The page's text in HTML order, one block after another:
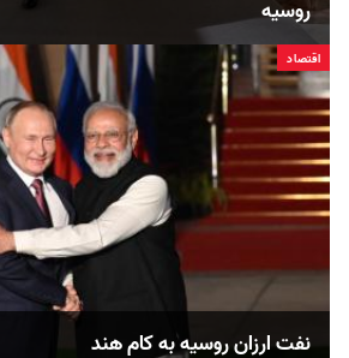
روسیه
اقتصاد
نفت ارزان روسیه به کام هند